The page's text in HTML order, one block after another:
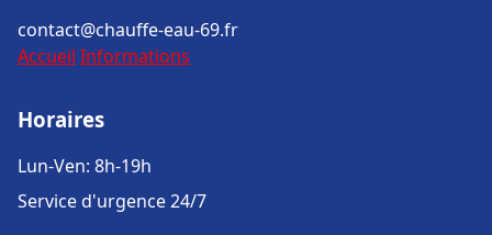
contact@chauffe-eau-69.fr
Accueil Informations
Horaires
Lun-Ven: 8h-19h
Service d'urgence 24/7